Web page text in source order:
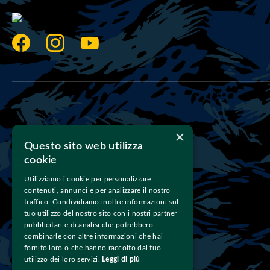
Scrivici
info@teampetrosyan.com
Chiamaci
Tel:393 4605323- 344 1330939
×
Questo sito web utilizza
cookie
Utilizziamo i cookie per personalizzare
contenuti, annunci e per analizzare il nostro
traffico. Condividiamo inoltre informazioni sul
tuo utilizzo del nostro sito con i nostri partner
pubblicitari e di analisi che potrebbero
combinarle con altre informazioni che hai
fornito loro o che hanno raccolto dal tuo
utilizzo dei loro servizi. Leggi di più